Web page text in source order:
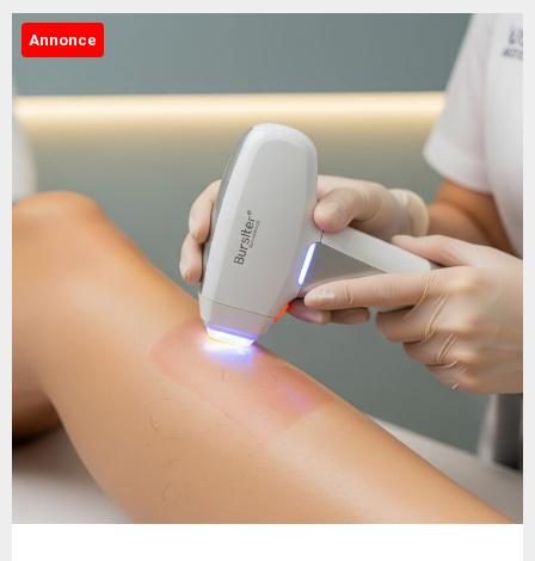
Annonce